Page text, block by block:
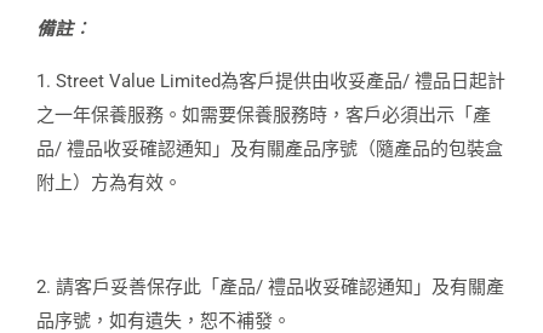
備註︰
1. Street Value Limited為客戶提供由收妥產品/ 禮品日起計
之一年保養服務。如需要保養服務時，客戶必須出示「產
品/ 禮品收妥確認通知」及有關產品序號（隨產品的包裝盒
附上）方為有效。
2. 請客戶妥善保存此「產品/ 禮品收妥確認通知」及有關產
品序號，如有遺失，恕不補發。